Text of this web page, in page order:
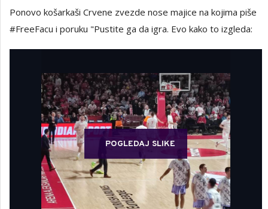
Ponovo košarkaši Crvene zvezde nose majice na kojima piše
#FreeFacu i poruku "Pustite ga da igra. Evo kako to izgleda:
POGLEDAJ SLIKE